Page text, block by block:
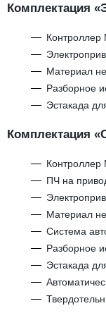
Комплектация
Материал
Разборное
Эстакада
Комплектация
Контроллер
ПЧ на
Материал
Система
Разборное
Эстакада